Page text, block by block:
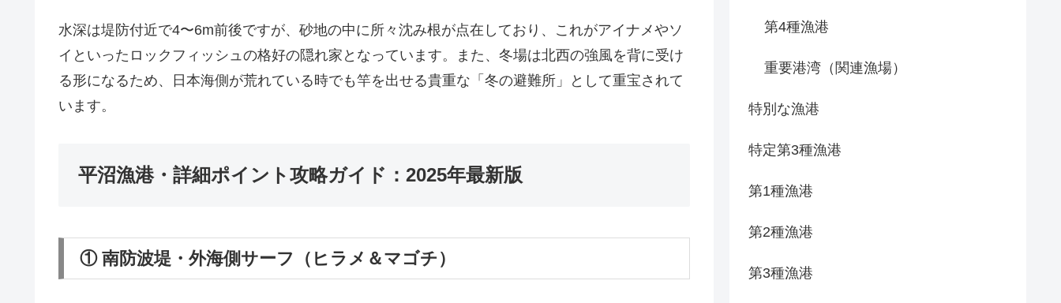
水深は堤防付近で4〜6m前後ですが、砂地の中に所々沈み根が点在しており、これがアイナメやソ
イといったロックフィッシュの格好の隠れ家となっています。また、冬場は北西の強風を背に受け
る形になるため、日本海側が荒れている時でも竿を出せる貴重な「冬の避難所」として重宝されて
います。
平沼漁港・詳細ポイント攻略ガイド：2025年最新版
① 南防波堤・外海側サーフ（ヒラメ＆マゴチ）
第4種漁港
重要港湾（関連漁場）
特別な漁港
特定第3種漁港
第1種漁港
第2種漁港
第3種漁港